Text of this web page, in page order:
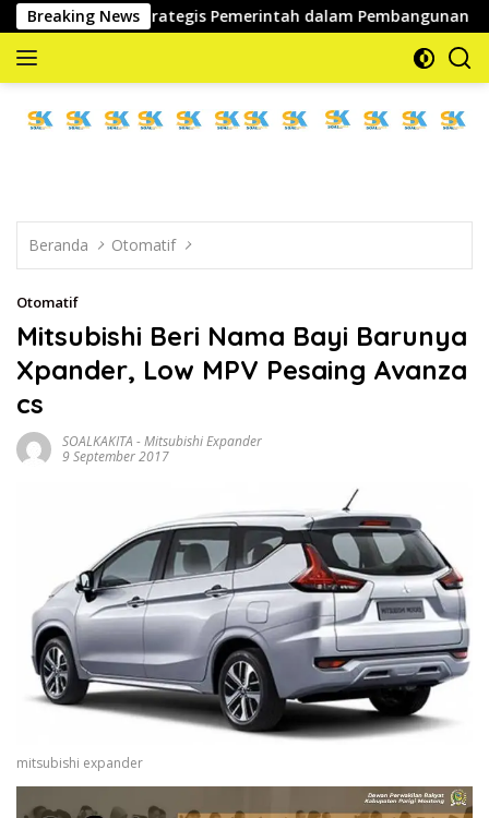
Langsung
ke
konten
Breaking News
Mitra Strategis Pemerintah dalam Pembangunan SDM
mengabarkan
Beranda Otomatif
Otomatif
Mitsubishi Beri Nama Bayi Barunya
Xpander, Low MPV Pesaing Avanza
cs
SOALKAKITA -Mitsubishi Expander
9 September 2017
mitsubishi expander